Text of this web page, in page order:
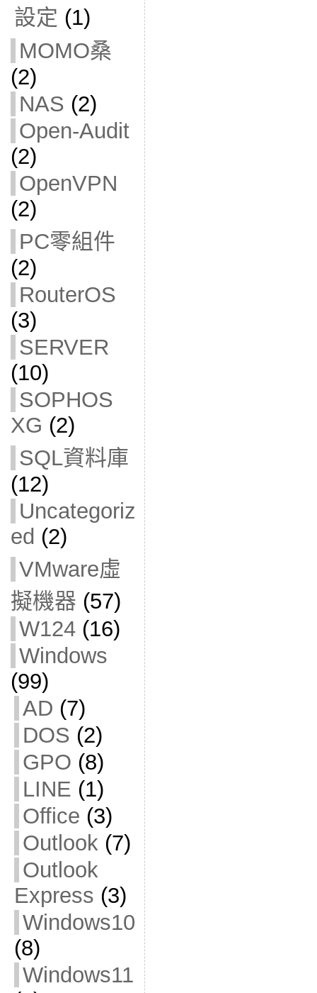
設定 (1)
MOMO桑
(2)
NAS (2)
Open-Audit
(2)
OpenVPN
(2)
PC零組件
(2)
RouterOS
(3)
SERVER
(10)
SOPHOS
XG (2)
SQL資料庫
(12)
Uncategoriz
ed (2)
VMware虛
擬機器 (57)
W124(16)
Windows
(99)
AD (7)
DOS (2)
GPO (8)
LINE (1)
Office (3)
Outlook(7)
Outlook
Express (3)
Windows10
(8)
Windows11